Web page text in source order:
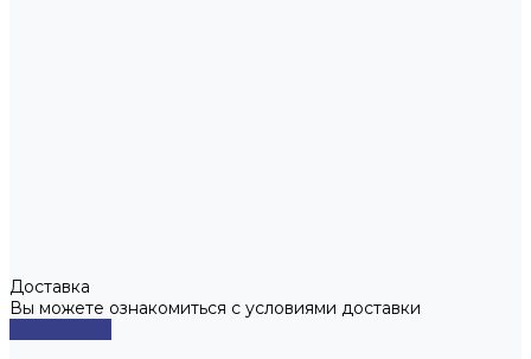
Доставка
Вы можете ознакомиться с условиями доставки